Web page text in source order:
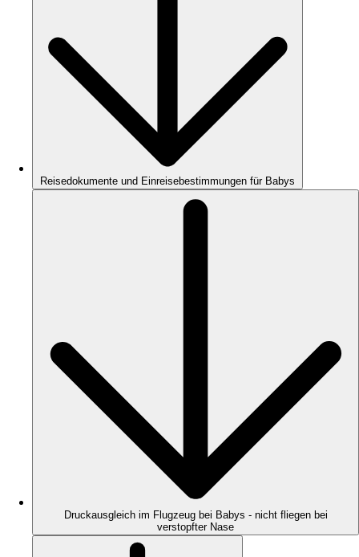
Reisedokumente und Einreisebestimmungen für Babys
Druckausgleich im Flugzeug bei Babys - nicht fliegen bei
verstopfter Nase